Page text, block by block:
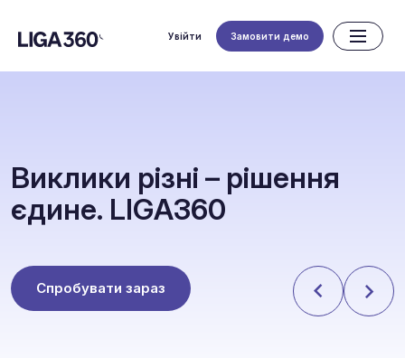
Увійти Замовити демо
Виклики різні – рішення
єдине. LIGA360
Спробувати зараз